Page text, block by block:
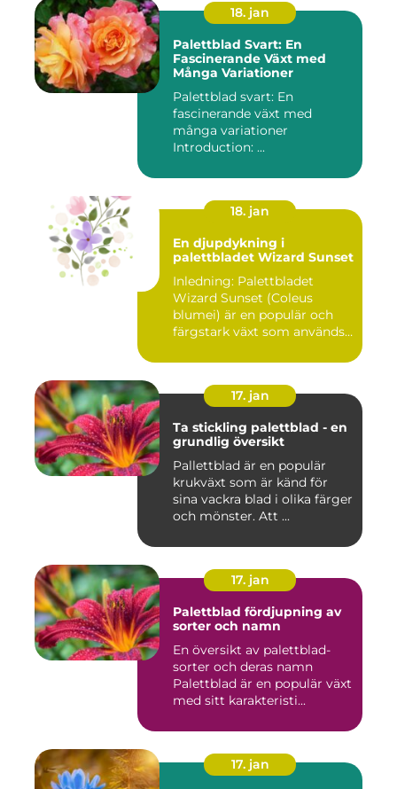
18. jan
Palettblad Svart: En
Fascinerande Växt med
Många Variationer
Palettblad svart: En
fascinerande växt med
många variationer
Introduction: ...
18. jan
En djupdykning i
palettbladet Wizard Sunset
Inledning: Palettbladet
Wizard Sunset (Coleus
blumei) är en populär och
färgstark växt som används
17. jan
Ta stickling palettblad - en
grundlig översikt
Pallettblad är en populär
krukväxt som är känd för
sina vackra blad i olika färger
och mönster. Att ...
17. jan
Palettblad fördjupning av
sorter och namn
En översikt av palettblad-
sorter och deras namn
Palettblad är en populär växt
med sitt karakteristi...
17. jan